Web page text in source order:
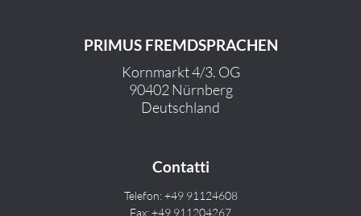
PRIMUS FREMDSPRACHEN
Kornmarkt 4/3. OG
90402 Nürnberg
Deutschland
Contatti
Telefon: +49 91124608
Fax: +49 911204267